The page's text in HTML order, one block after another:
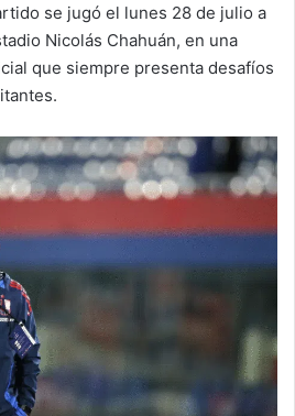
se jugó el lunes 28 de julio a
Nicolás Chahuán, en una
que siempre presenta desafíos